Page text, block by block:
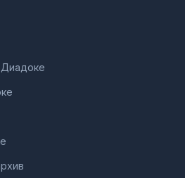
Диадоке